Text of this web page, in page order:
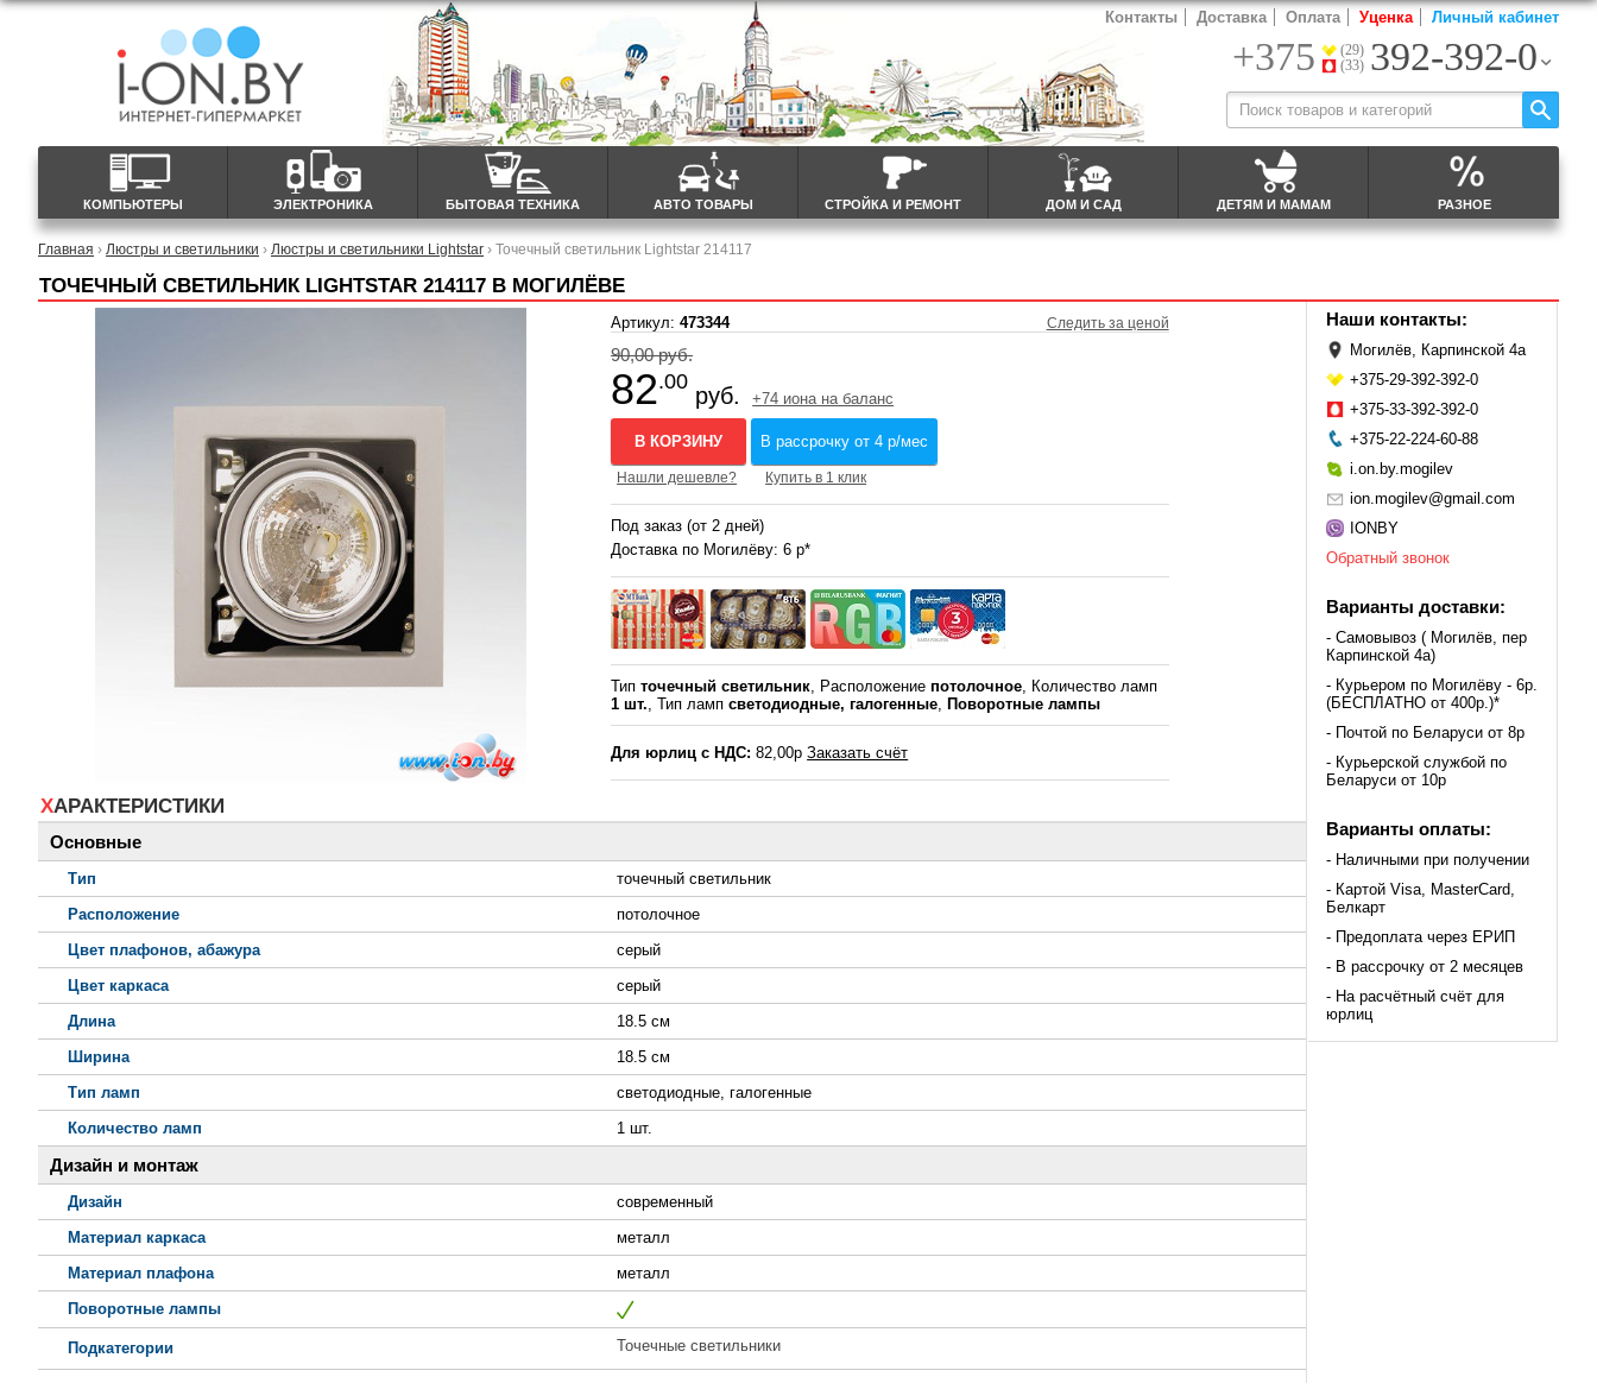
КОМПЬЮТЕРЫ ЭЛЕКТРОНИКА БЫТОВАЯ ТЕХНИКА АВТО ТОВАРЫ СТРОЙКА И РЕМОНТ ДОМ И САД ДЕТЯМ И МАМАМ РАЗНОЕ
Контакты Доставка Оплата Уценка Личный кабинет
+375
(29)
(33) 392-392-0
Главная › Люстры и светильники › Люстры и светильники Lightstar › Точечный светильник Lightstar 214117
ТОЧЕЧНЫЙ СВЕТИЛЬНИК LIGHTSTAR 214117 В МОГИЛЁВЕ
Артикул:473344 Следить за ценой
90,00 руб.
82.00
руб. +74 иона на баланс
В КОРЗИНУ В рассрочку от 4 р/мес
Нашли дешевле? Купить в 1 клик
Под заказ (от 2 дней)
Доставка по Могилёву: 6 р*
Типточечный светильник, Расположениепотолочное, Количество ламп
1 шт., Тип лампсветодиодные, галогенные, Поворотные лампы
Для юрлиц с НДС: 82,00рЗаказать счёт
ХАРАКТЕРИСТИКИ
Основные
Тип
точечный светильник
Расположение
потолочное
Цвет плафонов, абажура
серый
Цвет каркаса
серый
Длина
18.5 см
Ширина
18.5 см
Тип ламп
светодиодные, галогенные
Количество ламп
1 шт.
Дизайн и монтаж
Дизайн
современный
Материал каркаса
металл
Материал плафона
металл
Поворотные лампы
Подкатегории Точечные светильники
Наши контакты:
Могилёв, Карпинской 4а
+375-29-392-392-0
+375-33-392-392-0
+375-22-224-60-88
i.on.by.mogilev
ion.mogilev@gmail.com
IONBY
Обратный звонок
Варианты доставки:
- Самовывоз ( Могилёв, пер
Карпинской 4а)
- Курьером по Могилёву - 6р.
(БЕСПЛАТНО от 400р.)*
- Почтой по Беларуси от 8р
- Курьерской службой по
Беларуси от 10р
Варианты оплаты:
- Наличными при получении
- Картой Visa, MasterCard,
Белкарт
- Предоплата через ЕРИП
- В рассрочку от 2 месяцев
- На расчётный счёт для
юрлиц